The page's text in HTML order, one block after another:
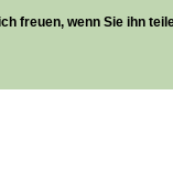
freuen, wenn Sie ihn